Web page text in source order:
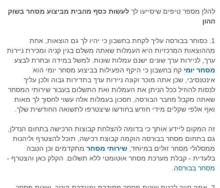
להלן מספר טיפים שיסייעו לך לעשות כסף מהבית מביצוע מסחר בשוק
ההון
1. כסוחר בבורסה עליך לקחת בחשבון כי יהיו לך גם הוצאות, אחת
מההוצאות המרכזיות היא העמלות שאתה משלם בגין קניה ומכירת ניירות
ערך, לניירות ערך שונים ישנם עמלות שונות. למשל במידה ובחרת לבצע
מסחר יומי קח בחשבון כי היקף הפעילות בביצוע מסחר יומי הוא
אינטנסיבי, שכן אתה מוכר וקונה ניירות ערך בתדירות גבוה ולכן עליך
לנסות להוזיל ככל הניתן את העמלות ואת התשלום בעבור שירותי המסחר
שאתה מקבל מחבר הבורסה, חסכון בעמלות אלה עשוי לחסוך לך מאות
ואף אלפי שקלים מידי חודש בחודשו שיצטרפו לתשואה החודשית שלך.
זה המקום ליידע אותך כי בדומה להצלחת קבוצות הרכישה בתחום הנדלן,
גם בתחום מסחר בבורסה הוקמה קבוצת רכישה, תוכל להצטרף וליהנות
ממסלולי מסחר זולים במיוחד, שירותי מסחר מתקדמים וכן הטבה
בלעדית - קבלת מערכת מסחר אוטומטי ללא תשלום. הקלק כאן והצטרף -
מסחר בבורסה
בוטיק לפתרונות תוכנה
שאלות ותשובות
דרישות מערכת המסחר
פתרונות למנהלי תיקים